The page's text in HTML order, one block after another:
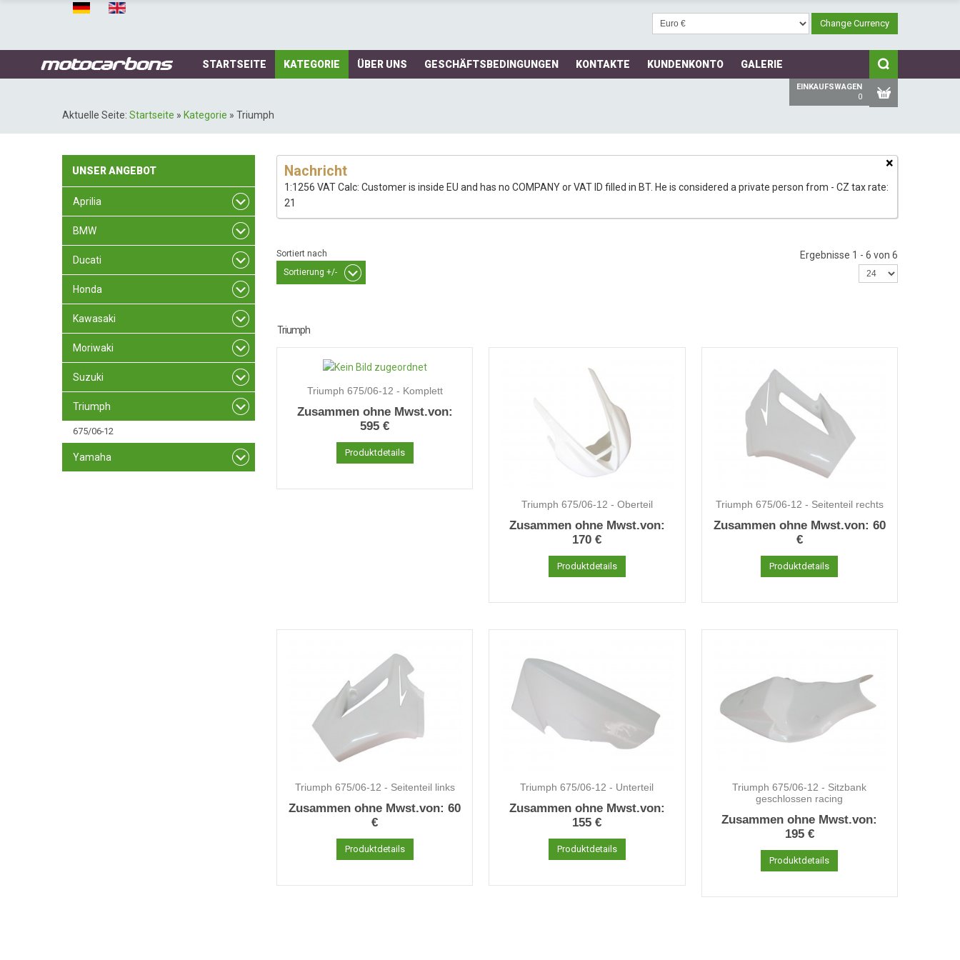
STARTSEITE KATEGORIE ÜBER UNS GESCHÄFTSBEDINGUNGEN KONTAKTE KUNDENKONTO GALERIE
EINKAUFSWAGEN
0
Aktuelle Seite: Startseite » Kategorie » Triumph
UNSERANGEBOT
Aprilia
BMW
Ducati
Honda
Kawasaki
Moriwaki
Suzuki
Triumph
675/06-12
Yamaha
×
Nachricht
1:1256 VAT Calc: Customer is inside EU and has no COMPANY or VAT ID filled in BT. He is considered a private person from - CZ tax rate:
21
Sortiert nach
Sortierung +/-
Ergebnisse 1 - 6 von 6
Triumph
Triumph 675/06-12 - Komplett
Zusammen ohne Mwst.von:
595 €
Produktdetails
Triumph 675/06-12 - Oberteil
Zusammen ohne Mwst.von:
170 €
Produktdetails
Triumph 675/06-12 - Seitenteil rechts
Zusammen ohne Mwst.von: 60
€
Produktdetails
Triumph 675/06-12 - Seitenteil links
Zusammen ohne Mwst.von:60
€
Produktdetails
Triumph 675/06-12 - Unterteil
Zusammen ohne Mwst.von:
155 €
Produktdetails
Triumph 675/06-12 - Sitzbank
geschlossen racing
Zusammen ohne Mwst.von:
195 €
Produktdetails